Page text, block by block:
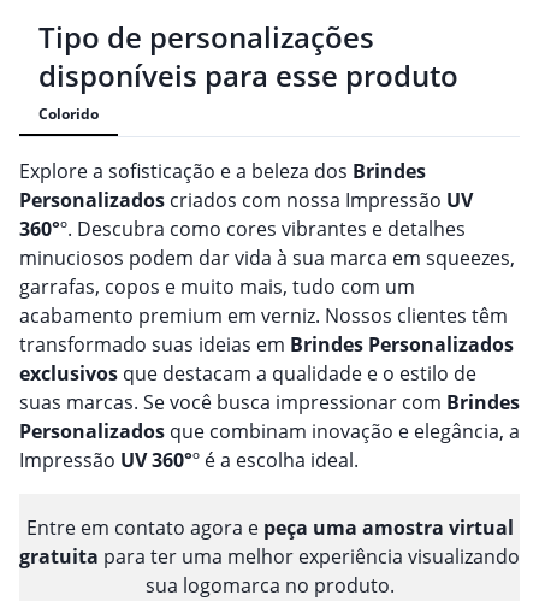
Tipo de personalizações
disponíveis para esse produto
Colorido
Explore a sofisticação e a beleza dos Brindes
Personalizados criados com nossa Impressão UV
360°º. Descubra como cores vibrantes e detalhes
minuciosos podem dar vida à sua marca em squeezes,
garrafas, copos e muito mais, tudo com um
acabamento premium em verniz. Nossos clientes têm
transformado suas ideias em Brindes Personalizados
exclusivos que destacam a qualidade e o estilo de
suas marcas. Se você busca impressionar com Brindes
Personalizados que combinam inovação e elegância, a
Impressão UV 360°º é a escolha ideal.
Entre em contato agora e peça uma amostra virtual
gratuita para ter uma melhor experiência visualizando
sua logomarca no produto.